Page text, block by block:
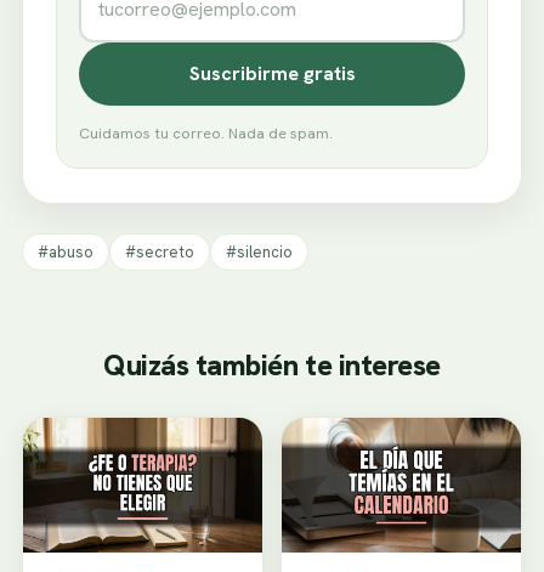
Suscribirme gratis
Cuidamos tu correo. Nada de spam.
#abuso #secreto #silencio
Quizás también te interese